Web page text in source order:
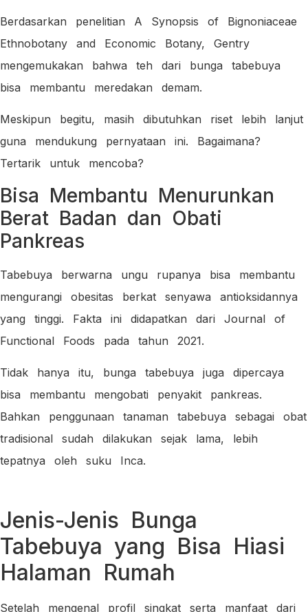
Berdasarkan penelitian A Synopsis of Bignoniaceae
Ethnobotany and Economic Botany, Gentry
mengemukakan bahwa teh dari bunga tabebuya
bisa membantu meredakan demam.
Meskipun begitu, masih dibutuhkan riset lebih lanjut
guna mendukung pernyataan ini. Bagaimana?
Tertarik untuk mencoba?
Bisa Membantu Menurunkan
Berat Badan dan Obati
Pankreas
Tabebuya berwarna ungu rupanya bisa membantu
mengurangi obesitas berkat senyawa antioksidannya
yang tinggi. Fakta ini didapatkan dari Journal of
Functional Foods pada tahun 2021.
Tidak hanya itu, bunga tabebuya juga dipercaya
bisa membantu mengobati penyakit pankreas.
Bahkan penggunaan tanaman tabebuya sebagai obat
tradisional sudah dilakukan sejak lama, lebih
tepatnya oleh suku Inca.
Jenis-Jenis Bunga
Tabebuya yang Bisa Hiasi
Halaman Rumah
Setelah mengenal profil singkat serta manfaat dari